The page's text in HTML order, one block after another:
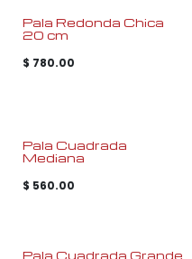
Pala Redonda Chica
20 cm
$ 780.00
Pala Cuadrada
Mediana
$ 560.00
Pala Cuadrada Grande